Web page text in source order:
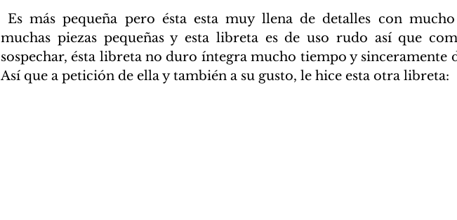
Es más pequeña pero ésta esta muy llena de detalles con mucho relieve y
muchas piezas pequeñas y esta libreta es de uso rudo así que
sospechar, ésta libreta no duro íntegra mucho tiempo y sinceramente
Así que a petición de ella y también a su gusto, le hice esta otra libreta: